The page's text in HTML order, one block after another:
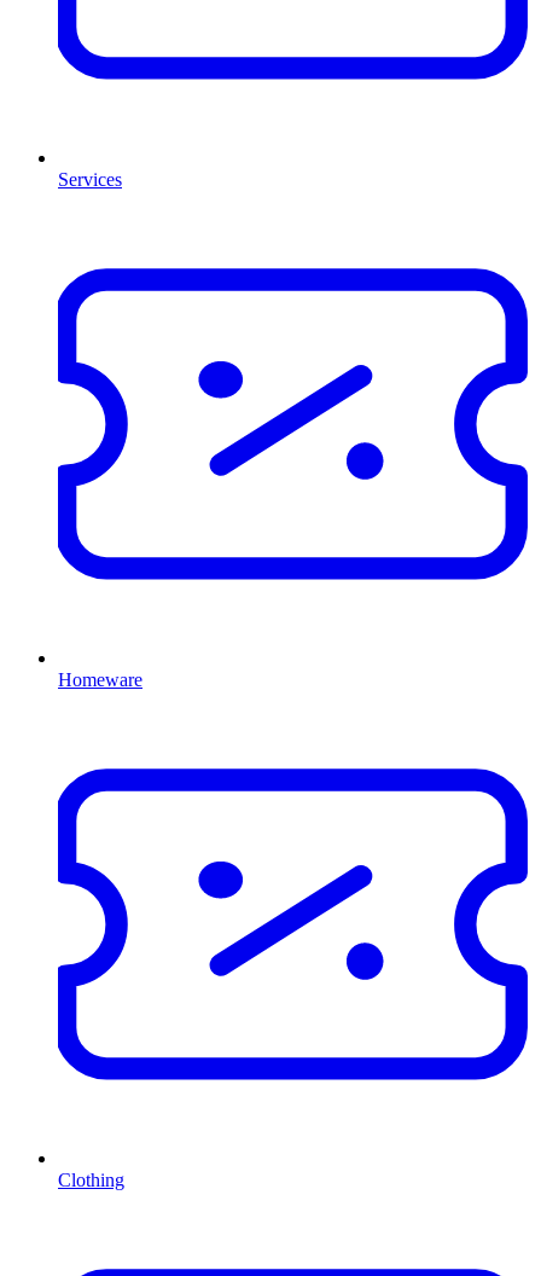
Services
Homeware
Clothing